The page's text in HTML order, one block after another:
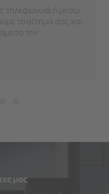
τηλεφωνικά ή μέσω
το αίτημά σας και
την
μας